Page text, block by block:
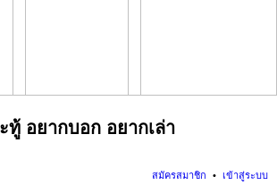
ทู้ อยากบอก อยากเล่า
เข้าสู่ระบบ
สมัครสมาชิก